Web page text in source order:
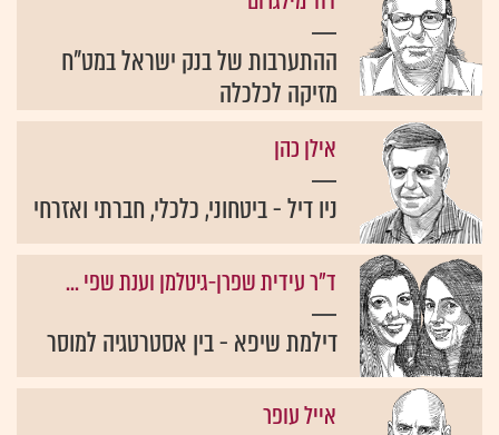
ההתערבות של בנק ישראל במט"ח
מזיקה לכלכלה
אילן כהן
ניו דיל - ביטחוני, כלכלי, חברתי ואזרחי
ד"ר עידית שפרן-גיטלמן וענת שפי ...
דילמת שיפא - בין אסטרטגיה למוסר
אייל עופר